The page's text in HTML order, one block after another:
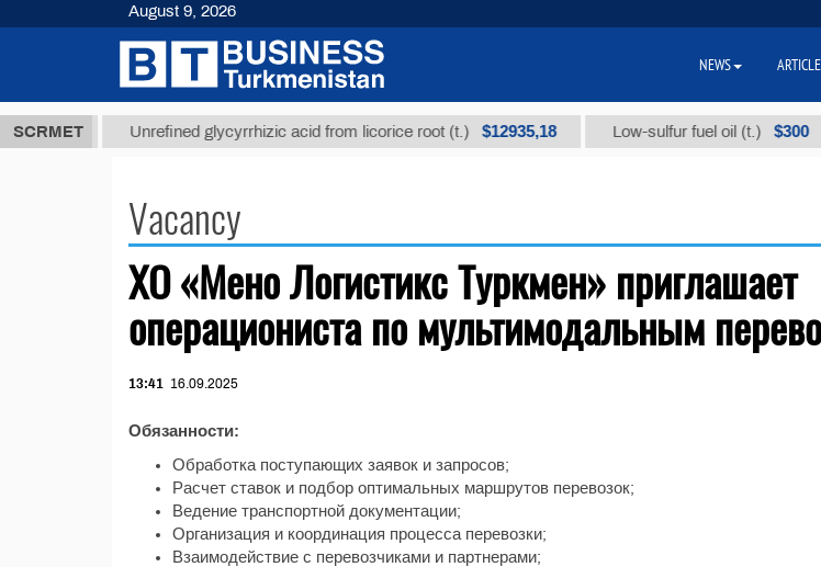
SCRMET
ТМТ Unrefined glycyrrhizic acid from licorice root (t.) $12935,18 Low-sulfur fuel oil (t.) $300
Vacancy
XO «Мено Логистикс Туркмен» приглашает
операциониста по мультимодальным
13:41 16.09.2025
Обязанности:
Обработка поступающих заявок и запросов;
Расчет ставок и подбор оптимальных маршрутов перевозок;
Ведение транспортной документации;
Организация и координация процесса перевозки;
Взаимодействие с перевозчиками и партнерами;
August 9, 2026
NEWS